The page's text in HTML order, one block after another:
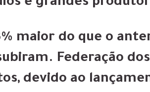
maior do que o
Federação
devido ao